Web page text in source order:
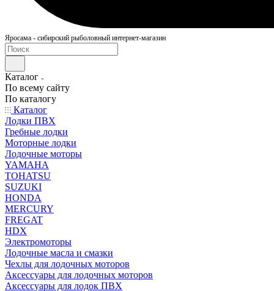
Яросама - сибирский рыболовный интернет-магазин
Каталог
По всему сайту
По каталогу
Каталог
Лодки ПВХ
Гребные лодки
Моторные лодки
Лодочные моторы
YAMAHA
TOHATSU
SUZUKI
HONDA
MERCURY
FREGAT
HDX
Электромоторы
Лодочные масла и смазки
Чехлы для лодочных моторов
Аксессуары для лодочных моторов
Аксессуары для лодок ПВХ